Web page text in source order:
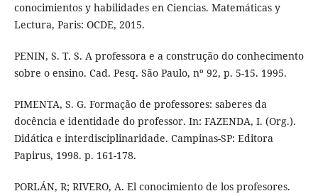
conocimientos y habilidades en Ciencias. Matemáticas y
Lectura, Paris: OCDE, 2015.
PENIN, S. T. S. A professora e a construção do conhecimento
sobre o ensino. Cad. Pesq. São Paulo, nº 92, p. 5-15. 1995.
PIMENTA, S. G. Formação de professores: saberes da
docência e identidade do professor. In: FAZENDA, I. (Org.).
Didática e interdisciplinaridade. Campinas-SP: Editora
Papirus, 1998. p. 161-178.
PORLÁN, R; RIVERO, A. El conocimiento de los profesores.